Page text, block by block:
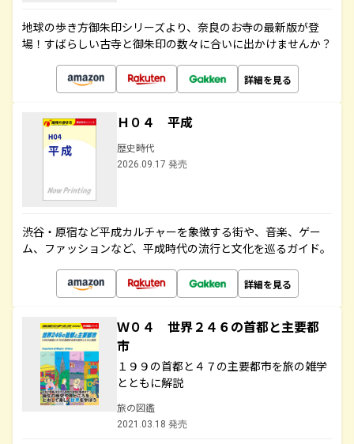
地球の歩き方御朱印シリーズより、奈良のお寺の最新版が登
場！すばらしい古寺と御朱印の数々に合いに出かけませんか？
詳細を見る
Ｈ０４ 平成
歴史時代
2026.09.17 発売
渋谷・原宿など平成カルチャーを象徴する街や、音楽、ゲー
ム、ファッションなど、平成時代の流行と文化を巡るガイド。
詳細を見る
Ｗ０４ 世界２４６の首都と主要都
市
１９９の首都と４７の主要都市を旅の雑学
とともに解説
旅の図鑑
2021.03.18 発売